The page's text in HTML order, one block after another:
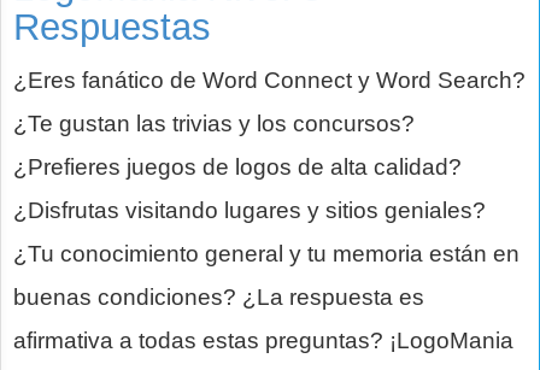
Respuestas
¿Eres fanático de Word Connect y Word Search?
¿Te gustan las trivias y los concursos?
¿Prefieres juegos de logos de alta calidad?
¿Disfrutas visitando lugares y sitios geniales?
¿Tu conocimiento general y tu memoria están en
buenas condiciones? ¿La respuesta es
afirmativa a todas estas preguntas? ¡LogoMania